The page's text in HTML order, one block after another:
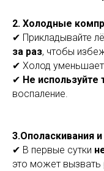
2. Холодные
✔ Прикладывайте
за раз, чтобы
✔ Холод уменьшает
✔ Не используйте
воспаление.
3️.Ополаскивания и
✔ В первые сутки
это может вызвать